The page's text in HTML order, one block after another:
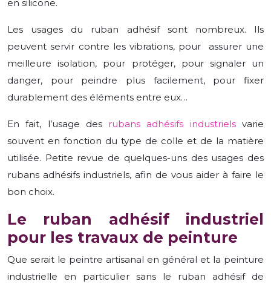
en silicone.
Les usages du ruban adhésif sont nombreux. Ils
peuvent servir contre les vibrations, pour assurer une
meilleure isolation, pour protéger, pour signaler un
danger, pour peindre plus facilement, pour fixer
durablement des éléments entre eux…
En fait, l’usage des rubans adhésifs industrielsvarie
souvent en fonction du type de colle et de la matière
utilisée. Petite revue de quelques-uns des usages des
rubans adhésifs industriels, afin de vous aider à faire le
bon choix.
Le ruban adhésif industriel
pour les travaux de peinture
Que serait le peintre artisanal en général et la peinture
industrielle en particulier sans le ruban adhésif de